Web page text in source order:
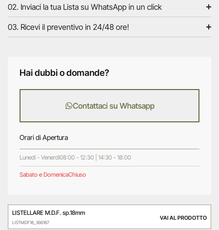
02. Inviaci la tua Lista su WhatsApp in un click
03. Ricevi il preventivo in 24/48 ore!
Hai dubbi o domande?
Contattaci su Whatsapp
Orari di Apertura
Lunedì - Venerdì08:00 - 12:30 | 14:30 - 18:00
Sabato e DomenicaChiuso
LISTELLARE M.D.F. sp.18mm
LISTMDF18_366187
VAI AL PRODOTTO